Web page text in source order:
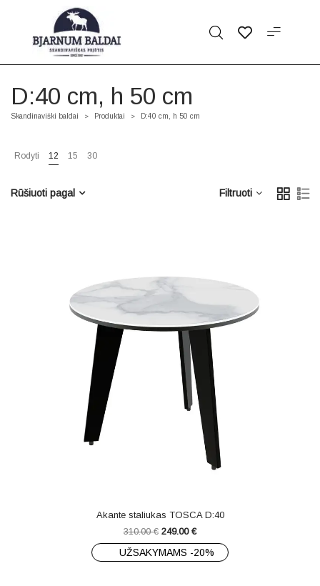
D:40 cm, h 50 cm
Skandinaviški baldai > Produktai > D:40 cm, h 50 cm
Rodyti 12 15 30
Filtruoti
Rūšiuoti pagal
Akante staliukas TOSCA D:40
310.00€ 249.00 €
UŽSAKYMAMS -20%